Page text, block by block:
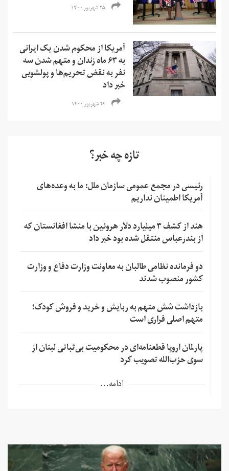
۲۵ شهریور ۱۴۰۰
آمریکا از محکوم شدن یک ایرانی
به ۶۳ ماه زندان و متهم شدن سه
نفر به نقض تحریم‌ها و‌ پولشویی
خبر داد
۲۴ شهریور ۱۴۰۰
تازه چه خبر؟
رئیسی در مجمع عمومی سازمان ملل: ما به وعده‌های
آمریکا اطمینان نداریم
هند از کشف ۳ میلیارد دلار هروئین با منشا افغانستان که
از بندرعباس منتقل شده بود خبر داد
دو فرمانده نظامی طالبان به معاونت وزارت دفاع و وزارت
کشور منصوب شدند
بازداشت شش متهم به ربایش و خرید و فروش کودک؛
متهم اصلی فراری است
پارلمان اروپا قطعنامه‌ای در محکومیت بی‌ثباتی لبنان از
سوی حزب‌الله تصویب کرد
ادامه...